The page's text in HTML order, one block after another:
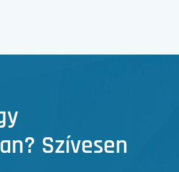
Szívesen